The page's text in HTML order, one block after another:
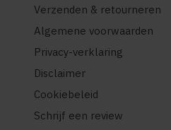
Verzenden & retourneren
Algemene voorwaarden
Privacy-verklaring
Disclaimer
Cookiebeleid
Schrijf een review